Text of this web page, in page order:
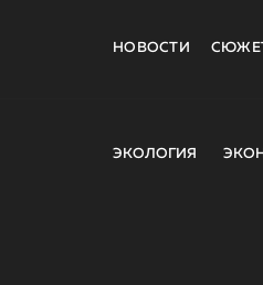
НОВОСТИ
ЭКОЛОГИЯ